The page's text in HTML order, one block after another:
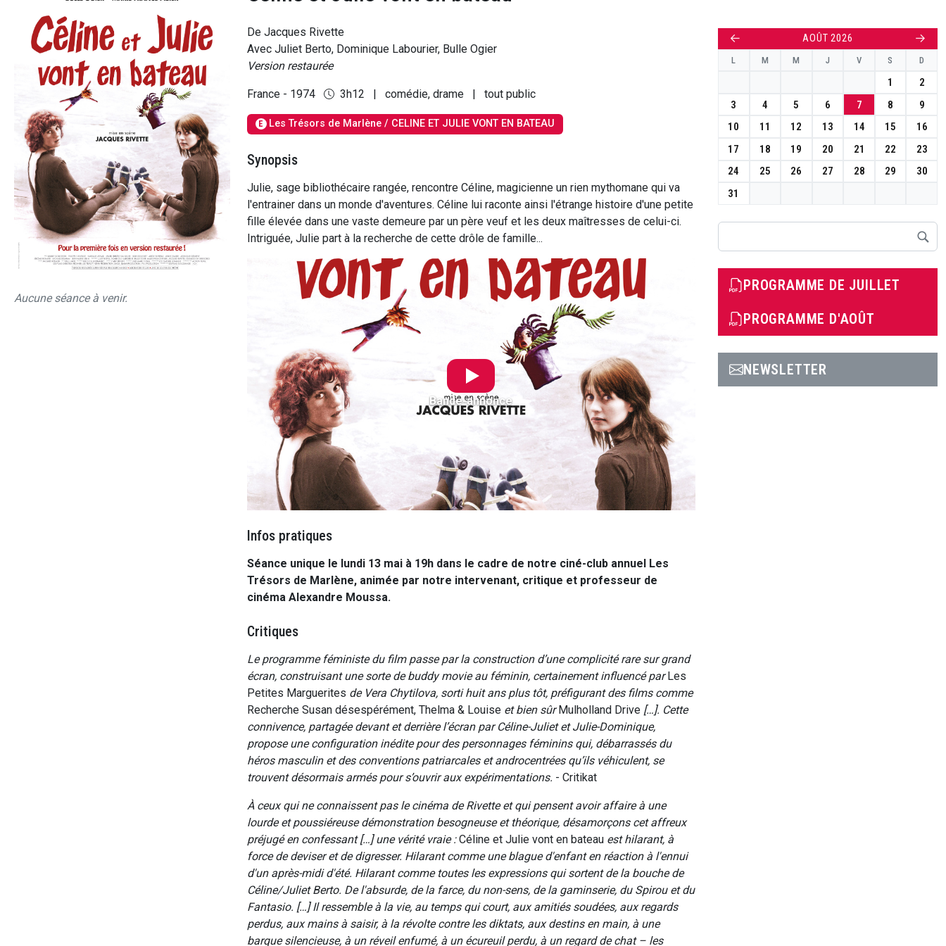
Aucune séance à venir.
De Jacques Rivette
Avec Juliet Berto, Dominique Labourier, Bulle Ogier
Version restaurée
France - 1974 3h12 | comédie, drame | tout public
E Les Trésors de Marlène / CELINE ET JULIE VONT EN BATEAU
Synopsis
Julie, sage bibliothécaire rangée, rencontre Céline, magicienne un rien mythomane qui va
l'entrainer dans un monde d'aventures. Céline lui raconte ainsi l'étrange histoire d'une petite
fille élevée dans une vaste demeure par un père veuf et les deux maîtresses de celui-ci.
Intriguée, Julie part à la recherche de cette drôle de famille...
Bande-annonce
Infos pratiques
Séance unique le lundi 13 mai à 19h dans le cadre de notre ciné-club annuel Les
Trésors de Marlène, animée par notre intervenant, critique et professeur de
cinéma Alexandre Moussa.
Critiques
Le programme féministe du film passe par la construction d’une complicité rare sur grand
écran, construisant une sorte de buddy movie au féminin, certainement influencé par Les
Petites Marguerites de Vera Chytilova, sorti huit ans plus tôt, préfigurant des films comme
Recherche Susan désespérément, Thelma & Louiseet bien sûr Mulholland Drive […]. Cette
connivence, partagée devant et derrière l’écran par Céline-Juliet et Julie-Dominique,
propose une configuration inédite pour des personnages féminins qui, débarrassés du
héros masculin et des conventions patriarcales et androcentrées qu’ils véhiculent, se
trouvent désormais armés pour s’ouvrir aux expérimentations. - Critikat
À ceux qui ne connaissent pas le cinéma de Rivette et qui pensent avoir affaire à une
lourde et poussiéreuse démonstration besogneuse et théorique, désamorçons cet affreux
préjugé en confessant […] une vérité vraie :Céline et Julie vont en bateauest hilarant, à
force de deviser et de digresser. Hilarant comme une blague d'enfant en réaction à l'ennui
d'un après-midi d'été. Hilarant comme toutes les expressions qui sortent de la bouche de
Céline/Juliet Berto. De l'absurde, de la farce, du non-sens, de la gaminserie, du Spirou et du
Fantasio. […] Il ressemble à la vie, au temps qui court, aux amitiés soudées, aux regards
perdus, aux mains à saisir, à la révolte contre les diktats, aux destins en main, à une
barque silencieuse, à un réveil enfumé, à un écureuil perdu, à un regard de chat – les
← AOÛT 2026 →
L M M J V S D
1
2
3
4 5 6 7 8
9
10
11 12 13 14 15
16
17
18 19 20 21 22
23
24
25 26 27 28 29
30
31
PROGRAMME DE JUILLET
PROGRAMME D'AOÛT
NEWSLETTER